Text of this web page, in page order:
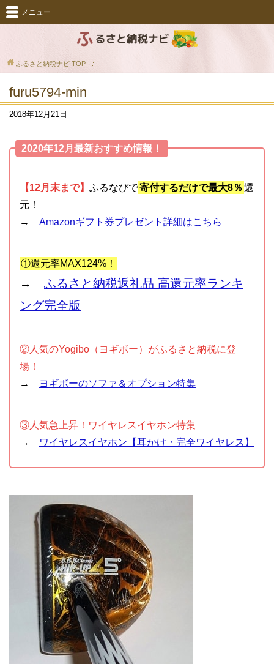
メニュー
ふるさと納税ナビ TOP
furu5794-min
2018年12月21日
2020年12月最新おすすめ情報！
【12月末まで】 ふるなびで寄付するだけで最大8％ 還
元！
→ Amazonギフト券プレゼント詳細はこちら
①還元率MAX124%！
→ ふるさと納税返礼品 高還元率ランキ
ング完全版
②人気のYogibo（ヨギボー）がふるさと納税に登
場！
→
ヨギボーのソファ＆オプション特集
③人気急上昇！ワイヤレスイヤホン特集
→
ワイヤレスイヤホン【耳かけ・完全ワイヤレス】